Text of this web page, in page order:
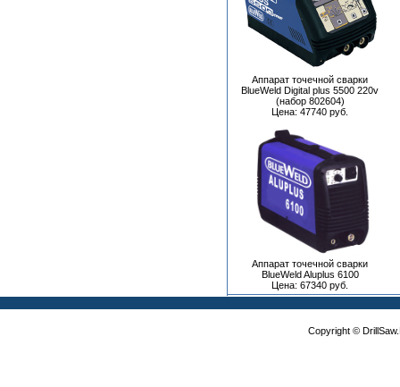
Аппарат точечной сварки
BlueWeld Digital plus 5500 220v
(набор 802604)
Цена: 47740 руб.
Аппарат точечной сварки
BlueWeld Aluplus 6100
Цена: 67340 руб.
Copyright ©